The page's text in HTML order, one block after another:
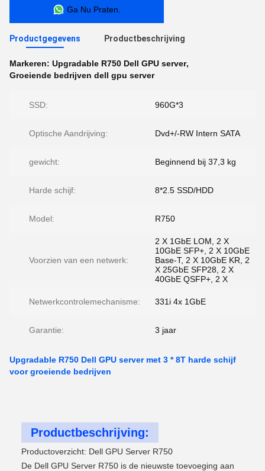
Ga Nu Praten.
Productgegevens Productbeschrijving
Markeren: Upgradable R750 Dell GPU server,
Groeiende bedrijven dell gpu server
SSD: 960G*3
Optische Aandrijving: Dvd+/-RW Intern SATA
gewicht: Beginnend bij 37,3 kg
Harde schijf: 8*2.5 SSD/HDD
Model: R750
Voorzien van een netwerk:
2 X 1GbE LOM, 2 X
10GbE SFP+, 2 X 10GbE
Base-T, 2 X 10GbE KR, 2
X 25GbE SFP28, 2 X
40GbE QSFP+, 2 X
Netwerkcontrolemechanisme: 331i 4x 1GbE
Garantie: 3 jaar
Upgradable R750 Dell GPU server met 3 * 8T harde schijf
voor groeiende bedrijven
Productbeschrijving:
Productoverzicht: Dell GPU Server R750
De Dell GPU Server R750 is de nieuwste toevoeging aan